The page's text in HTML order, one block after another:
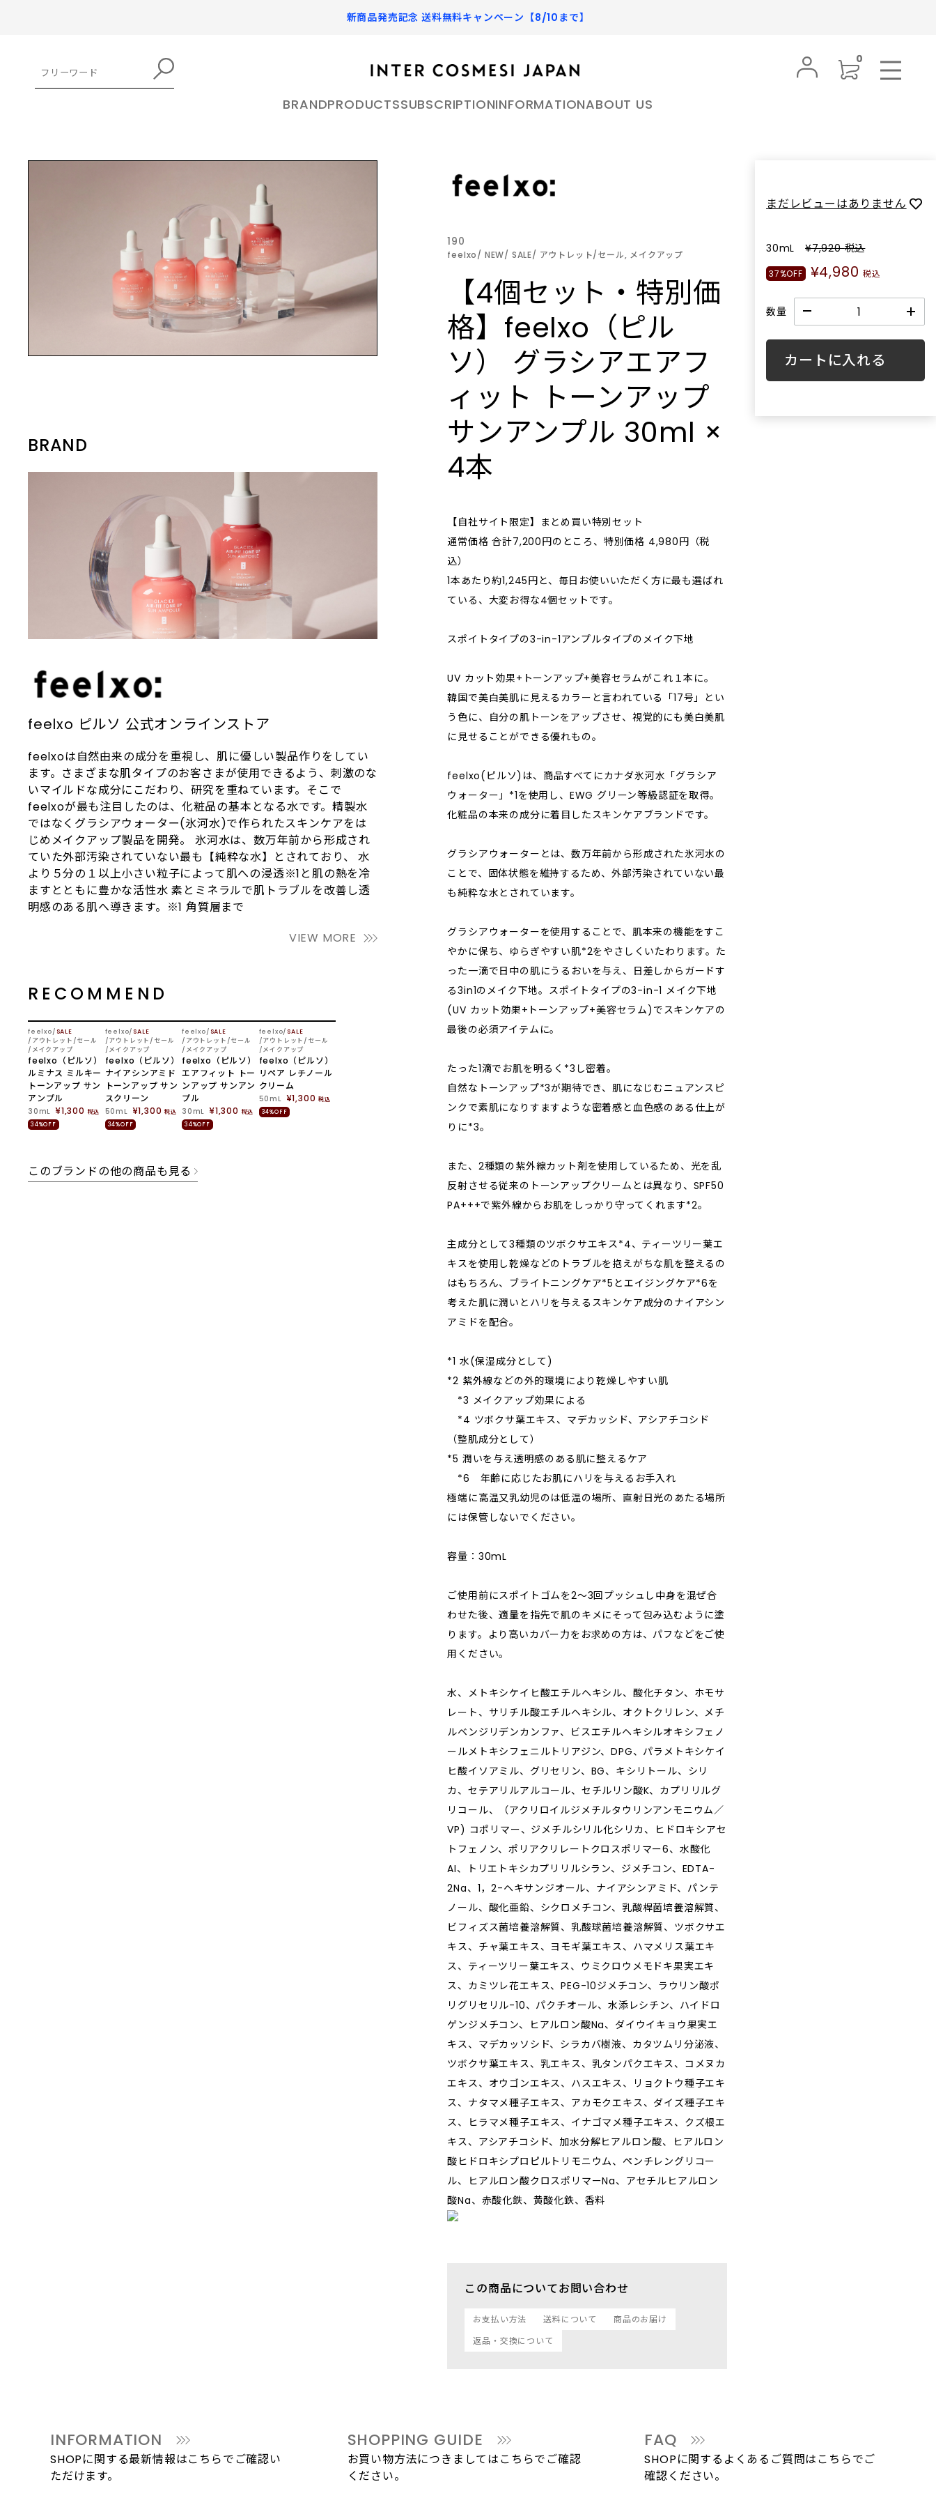
新商品発売記念 送料無料キャンペーン【8/10まで】
0
SHOPPING GUIDE
INFORMATION
SHOPに関する最新情報はこちらでご確認
いただけます。
SHOPPING GUIDE
お買い物方法につきましてはこちらでご確
認ください。
BRANDPRODUCTSSUBSCRIPTIONINFORMATIONABOUT US
の小さな工房でファインダイニングの
方式でスキンケアを造ってみようとい
うアイディアから始まりました。 大量
生産ではなく、ファインダイニングの
ようにシェフの真心がこもった繊細な
味を表現し、五感を満足させる唯一無
二のスキンケア。ブランド名
の“kuoca(クオカ)”はイタリア語で
るイタリアの“cuoca”が由来です。 ス
作りをしています。肌の為の美食、肌
い。
アールボウ
RboW(アールボウ）は、香りやパッ
ケージデザインを通して日々の生活に
アートを取り入れ、 自身そのものをア
ーティスティックに表現することを提
案するアートプラットフォームブラン
ドです。 ブランド名の「RboW」とは
虹を意味し、多くの人が愛する自然現
象である虹のように、 「RboW」のア
しい出逢い" を感じてもらいたいとい
なARTとなり得る、ボディケアやフレ
へメット
高いプロダクトを目指しながら 装飾性
よりも実用性を重視し、日常に寄り添
う機能美を追求した製品を展開。 香り
が記憶と感覚を刺激し、日常のひとと
きを特別な瞬間へと変え、 ささやかな
癒しをもらたします。 深呼吸をしたく
なるようなクリーンで純粋な香りは、
実用を超えて完成に届く体験。 静かな
存在感で一日に深みを添えます。
舞台に活動してきたクリエイティブデ
されたフレグランスブランドです。洗
練されたラグジュアリーや完成された
美しさではなく、⼈が本来持つ本能や
感情、そして⾔葉では説明しきれない
魅⼒に焦点を当て、“RAW
SENSUALITY（ありのままのセクシー
さ）”をテーマに⾹りを創造していま
す。ブランド名は、⾃⾝の名
前“Sehan” を逆から読んだものである
と同時に、ドイツ語で「⾝近なもの」
を意味する⾔葉にも由来しています。
ブランド哲学として、ラグジュアリー
や過度に洗練された美しさではなく、
でした。説明を必要とせず、⾹りを嗅
⽔を取り揃えております。
SHANGPREE シャンプリー 公式オン
「SHANGPREE」は、1990年に韓国・
ソウルで誕生したスパ・エステ発のプ
レミアムスキンケアブランドです。創
す。 「肌本来の力を引き出す“本質的
な美しさ”の追求」を理念に掲げ、厳選
成分の組み合わせと独自処方によっ
て、プロフェッショナルレベルのスキ
ンケア体験をご自宅でも再現できる製
品を展開しています。 ブランドの象徴
であるフェイスマスクをはじめ、クレ
ンジング、セラム、クリームなど幅広
いラインナップをご用意。肌悩みに応
じて選べる「AAプログラム」「CCプ
ログラム」などの段階別ケアは、韓国
国内のみならず、海外の高級ホテルス
パやビューティーサロンでも採用され
まで対応できる汎用性の高さと、スパ
由来の心地よい使用感が支持され、現
集めています。
feelxo ピルソ 公式オンラインストア
feelxoは自然由来の成分を重視し、肌
に優しい製品作りをしています。さま
ざまな肌タイプのお客さまが使用でき
るよう、刺激のないマイルドな成分に
の基本となる水です。精製水ではなく
グラシアウォーター(氷河⽔)で作られ
たスキンケアをはじめメイクアップ製
品を開発。 氷河水は、数万年前から形
成されていた外部汚染されていない最
の浸透※1と肌の熱を冷ますとともに豊
かな活性水 素とミネラルで肌トラブル
を改善し透明感のある肌へ導きます。
※1 角質層まで
ラインストア
ポルタメント
“Portamento（ポルタメント）”と
は、滑らかに音程が変わることを意味
するイタリア語が 語源で、「移りゆく
美しさ」をテーマとしたクリーンビュ
ーティー・ブランドです。 自分にとっ
て本質的で、自然体でいられるモノを
見極めながら取り込んでいくことで、
快適 なライフスタイルを構築してい
く。グラデーションを描きながら「進
化」していく自分に、 ポジティブなイ
japonmiel ジャポンミエル 公式オン
ラインストア
ジャポンミエル
japonmiel（ジャポンミエル）の語源
は、フランス語の「日本ミツバチ」。
昔は民家の軒先でも飼われていた日本
ミツバチですが、はちみつの大量生産
が可能な西洋ミツバチが主流になって
以来減少。 今では日本に1%以下しか存
在しないとも言われ「幻のハチミツ」
とも呼ばれています。 日本ミツバチの
いため、小さなお子様にもやさしいミ
を通じて少しでも多くの方に知っても
ジーランド産の天然ゼオライトを配合
のある肌へ導きます。 使用する空間の
雰囲気まで香り高くデザインする新し
いコンセプトのボディケアは、
「EWG」認証を取得したエコフレン
ドリーな製品。 ブランド名のデミフロ
ー（de mi flor）は、スペイン語で
「花のように美しい」という意味。 日
常を誠実で純粋な心で満たして過ごす
自分への賛辞。をスローガンとして掲
トレンドを賢く取り入れて「自分」が
磨けるメイクアイテムが見つかるか
も。キレイになるのが楽しくなる商品
を取り揃えています。
SKIN CARE
れが心地よく充実するようなこだわり
の商品をセレクトしています。
肌をうるおし、豊かな香りやテクスチ
ィウォッシュを取り揃えています。好
きな香りに包まれて、日々ポジティブ
に過ごして。
HAIR CARE
ヘアケア
艷やかな髪へのニーズを満たす。香り
から使い心地まで細部にこだわったア
HAND&LIP
ハンド&リップ
手先のうるおいを保つ優れた効果と、
使いやすいテクスチャー。個性的な香
りで癒やされるハンドクリームを数多
く取り揃えています。
FRAGRANCE
フレグランス
個性と魅力を引き立てるためにデザイ
ンされた特別なフレグランスや品質の
高い香りを数多く取り揃えています。
OUTLET／SALE
アウトレット/セール
人気のアイテムが見つかるかも。
使用期限間近の商品や箱なし、箱つぶ
れなどの訳あり商品から、間違えて多
く入荷してしまった商品まで…在庫限
りのアウトレット価格にてご提供いた
します。
ゼントに最適なギフト用のお手提げな
BRAND
feelxo ピルソ 公式オンラインストア
feelxoは自然由来の成分を重視し、肌に優しい製品作りをしてい
ます。さまざまな肌タイプのお客さまが使用できるよう、刺激のな
いマイルドな成分にこだわり、研究を重ねています。そこで
feelxoが最も注目したのは、化粧品の基本となる水です。精製水
ではなくグラシアウォーター(氷河⽔)で作られたスキンケアをは
じめメイクアップ製品を開発。 氷河水は、数万年前から形成され
ていた外部汚染されていない最も【純粋な水】とされており、 水
より５分の１以上小さい粒子によって肌への浸透※1と肌の熱を冷
ますとともに豊かな活性水 素とミネラルで肌トラブルを改善し透
明感のある肌へ導きます。※1 角質層まで
VIEW MORE
RECOMMEND
feelxo
SALE
アウトレット/セール
メイクアップ
feelxo（ピルソ）
ルミナス ミルキー
トーンアップ サン
アンプル
30mL ¥1,300 税込
34%OFF
feelxo SALE
アウトレット/セール
メイクアップ
feelxo（ピルソ）
ナイアシンアミド
トーンアップ サン
スクリーン
50mL ¥1,300 税込
34%OFF
feelxo
SALE
アウトレット/セール
メイクアップ
feelxo（ピルソ）
エアフィット トー
ンアップ サンアン
プル
30mL ¥1,300 税込
34%OFF
feelxo SALE
アウトレット/セール
メイクアップ
feelxo（ピルソ）
リペア レチノール
クリーム
50mL ¥1,300 税込
34%OFF
このブランドの他の商品も見る
190
feelxo NEW SALE アウトレット/セール, メイクアップ
【4個セット・特別価
格】feelxo（ピル
ソ） グラシアエアフ
ィット トーンアップ
サンアンプル 30ml ×
4本
【自社サイト限定】まとめ買い特別セット
通常価格 合計7,200円のところ、特別価格 4,980円（税
込）
1本あたり約1,245円と、毎日お使いいただく方に最も選ばれ
ている、大変お得な4個セットです。
スポイトタイプの3-in-1アンプルタイプのメイク下地
UV カット効果+トーンアップ+美容セラムがこれ１本に。
韓国で美白美肌に見えるカラーと言われている「17号」とい
う色に、自分の肌トーンをアップさせ、視覚的にも美白美肌
に見せることができる優れもの。
feelxo(ピルソ)は、商品すべてにカナダ氷河水「グラシア
ウォーター」*1を使用し、EWG グリーン等級認証を取得。
化粧品の本来の成分に着目したスキンケアブランドです。
グラシアウォーターとは、数万年前から形成された氷河水の
ことで、固体状態を維持するため、外部汚染されていない最
も純粋な水とされています。
グラシアウォーターを使用することで、肌本来の機能をすこ
やかに保ち、ゆらぎやすい肌*2をやさしくいたわります。た
った一滴で日中の肌にうるおいを与え、日差しからガードす
る3in1のメイク下地。スポイトタイプの3-in-1 メイク下地
(UV カット効果+トーンアップ+美容セラム)でスキンケアの
最後の必須アイテムに。
たった1滴でお肌を明るく*3し密着。
自然なトーンアップ*3が期待でき、肌になじむニュアンスピ
ンクで素肌になりすますような密着感と血色感のある仕上が
りに*3。
また、2種類の紫外線カット剤を使用しているため、光を乱
反射させる従来のトーンアップクリームとは異なり、SPF50
PA+++で紫外線からお肌をしっかり守ってくれます*2。
主成分として3種類のツボクサエキス*4、ティーツリー葉エ
キスを使用し乾燥などのトラブルを抱えがちな肌を整えるの
はもちろん、ブライトニングケア*5とエイジングケア*6を
考えた肌に潤いとハリを与えるスキンケア成分のナイアシン
アミドを配合。
*1 水(保湿成分として)
*2 紫外線などの外的環境により乾燥しやすい肌
*3 メイクアップ効果による
*4 ツボクサ葉エキス、マデカッシド、アシアチコシド
（整肌成分として）
*5 潤いを与え透明感のある肌に整えるケア
*6 年齢に応じたお肌にハリを与えるお手入れ
極端に高温又乳幼児のは低温の場所、直射日光のあたる場所
には保管しないでください。
容量：30mL
ご使用前にスポイトゴムを2〜3回プッシュし中身を混ぜ合
わせた後、適量を指先で肌のキメにそって包み込むように塗
ります。より高いカバー力をお求めの方は、パフなどをご使
用ください。
水、メトキシケイヒ酸エチルヘキシル、酸化チタン、ホモサ
レート、サリチル酸エチルヘキシル、オクトクリレン、メチ
ルベンジリデンカンファ、ビスエチルヘキシルオキシフェノ
ールメトキシフェニルトリアジン、DPG、パラメトキシケイ
ヒ酸イソアミル、グリセリン、BG、キシリトール、シリ
カ、セテアリルアルコール、セチルリン酸K、カプリリルグ
リコール、（アクリロイルジメチルタウリンアンモニウム／
VP) コポリマー、ジメチルシリル化シリカ、ヒドロキシアセ
トフェノン、ポリアクリレートクロスポリマー6、水酸化
AI、トリエトキシカプリリルシラン、ジメチコン、EDTA-
2Na、1，2-ヘキサンジオール、ナイアシンアミド、パンテ
ノール、酸化亜鉛、シクロメチコン、乳酸桿菌培養溶解質、
ビフィズス菌培養溶解質、乳酸球菌培養溶解質、ツボクサエ
キス、チャ葉エキス、ヨモギ葉エキス、ハマメリス葉エキ
ス、ティーツリー葉エキス、ウミクロウメモドキ果実エキ
ス、カミツレ花エキス、PEG-10ジメチコン、ラウリン酸ポ
リグリセリル-10、パクチオール、水添レシチン、ハイドロ
ゲンジメチコン、ヒアルロン酸Na、ダイウイキョウ果実エ
キス、マデカッソシド、シラカバ樹液、カタツムリ分泌液、
ツボクサ葉エキス、乳エキス、乳タンパクエキス、コメヌカ
エキス、オウゴンエキス、ハスエキス、リョクトウ種子エキ
ス、ナタマメ種子エキス、アカモクエキス、ダイズ種子エキ
ス、ヒラマメ種子エキス、イナゴマメ種子エキス、クズ根エ
キス、アシアチコシド、加水分解ヒアルロン酸、ヒアルロン
酸ヒドロキシプロピルトリモニウム、ペンチレングリコー
ル、ヒアルロン酸クロスポリマーNa、アセチルヒアルロン
酸Na、赤酸化鉄、黄酸化鉄、香料
この商品についてお問い合わせ
お支払い方法 送料について
商品のお届け
返品・交換について
まだレビューはありません
30mL ¥7,920税込
37%OFF ¥4,980税込
数量
カートに入れる
INFORMATION
SHOPに関する最新情報はこちらでご確認い
ただけます。
SHOPPING GUIDE
お買い物方法につきましてはこちらでご確認
ください。
FAQ
SHOPに関するよくあるご質問はこちらでご
確認ください。